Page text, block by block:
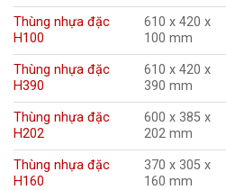
Thùng nhựa đặc
H100
610 x 420 x
100 mm
Thùng nhựa đặc
H390
610 x 420 x
390 mm
Thùng nhựa đặc
H202
600 x 385 x
202 mm
Thùng nhựa đặc
H160
370 x 305 x
160 mm